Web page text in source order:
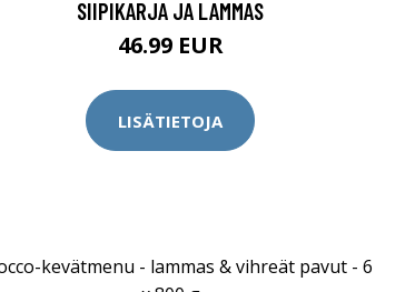
SIIPIKARJA JA LAMMAS
46.99 EUR
LISÄTIETOJA